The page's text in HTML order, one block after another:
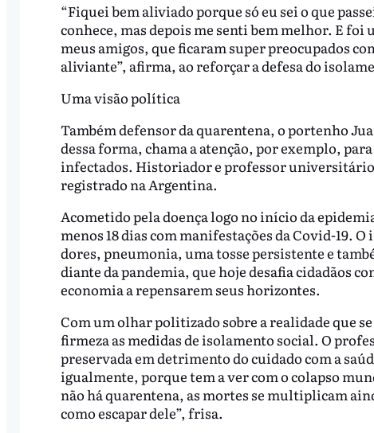
“Fiquei bem aliviado porque só eu sei o que
conhece, mas depois me senti bem melhor. E
meus amigos, que ficaram super preocupados
aliviante”, afirma, ao reforçar a defesa do
Uma visão política
Também defensor da quarentena, o portenho
dessa forma, chama a atenção, por exemplo,
infectados. Historiador e professor
registrado na Argentina.
Acometido pela doença logo no início da
menos 18 dias com manifestações da Covid-
dores, pneumonia, uma tosse persistente e
diante da pandemia, que hoje desafia cidadãos
economia a repensarem seus horizontes.
Com um olhar politizado sobre a realidade que
firmeza as medidas de isolamento social. O
preservada em detrimento do cuidado com a
igualmente, porque tem a ver com o colapso
não há quarentena, as mortes se multiplicam
como escapar dele”, frisa.